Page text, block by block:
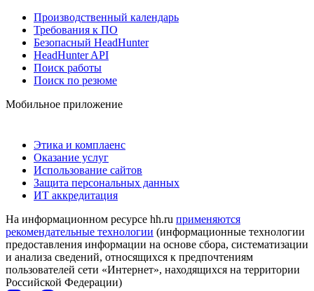
Производственный календарь
Требования к ПО
Безопасный HeadHunter
HeadHunter API
Поиск работы
Поиск по резюме
Мобильное приложение
Этика и комплаенс
Оказание услуг
Использование сайтов
Защита персональных данных
ИТ аккредитация
На информационном ресурсе hh.ru применяются
рекомендательные технологии (информационные технологии
предоставления информации на основе сбора, систематизации
и анализа сведений, относящихся к предпочтениям
пользователей сети «Интернет», находящихся на территории
Российской Федерации)